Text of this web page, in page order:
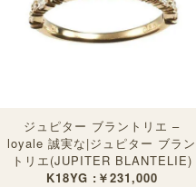
ジュピター ブラントリエ –
loyale 誠実な|ジュピター ブラン
トリエ(JUPITER BLANTELIE)
K18YG :￥231,000